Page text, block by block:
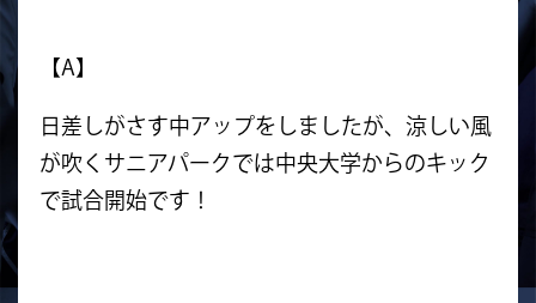
【A】
日差しがさす中アップをしましたが、涼しい風
が吹くサニアパークでは中央大学からのキック
で試合開始です！